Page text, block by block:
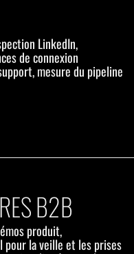
LinkedIn,
de connexion
mesure du pipeline
B2B
produit,
la veille et les prises